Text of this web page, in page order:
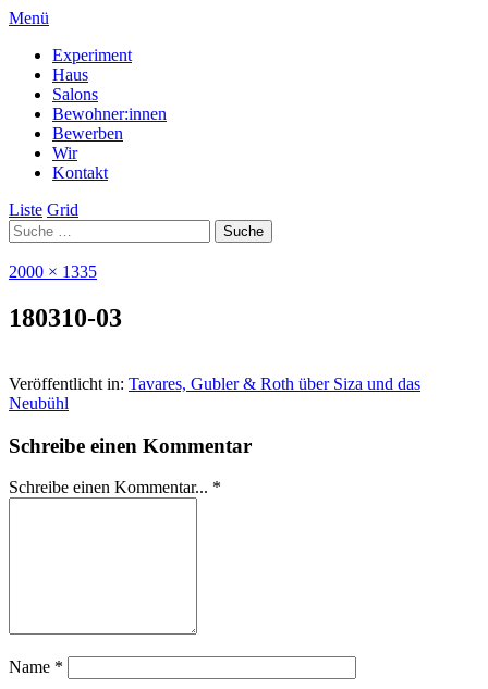
Menü
Experiment
Haus
Salons
Bewohner:innen
Bewerben
Wir
Kontakt
Liste Grid
2000 × 1335
180310-03
Veröffentlicht in: Tavares, Gubler & Roth über Siza und das
Neubühl
Schreibe einen Kommentar
Schreibe einen Kommentar... *
Name *